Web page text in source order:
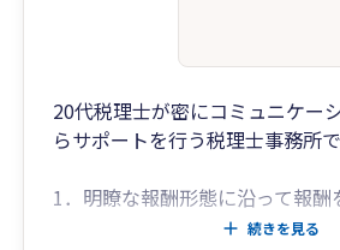
20代税理士が密にコミュニケー
らサポートを行う税理士事務所で
1．明瞭な報酬形態に沿って報酬
続きを見る